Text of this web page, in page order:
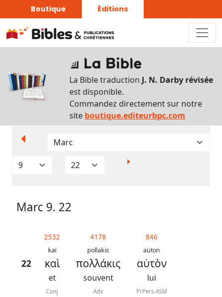
Boutique Éditions
La Bible traduction J. N. Darby révisée
est disponible.
Commandez directement sur notre
site boutique.editeurbpc.com
Marc 9. 22
22
2532
kaï
καὶ
et
Conj
4178
pollakis
πολλάκις
souvent
Adv
846
aüton
αὐτὸν
lui
PrPers-ASM
d’affichage
Par
verset
Translittérations
Analyse
généraux
Abréviations
grammaticales